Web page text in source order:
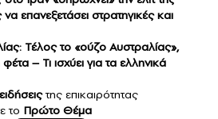
επανεξετάσει στρατηγικές και
Τέλος το «ούζο Αυστραλίας»,
– Τι ισχύει για τα ελληνικά
ειδήσειςτης επικαιρότητας
το Πρώτο Θέμα